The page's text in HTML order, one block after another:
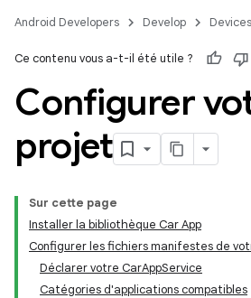
Android Developers Develop Devices
Ce contenu vous a-t-il été utile ?
Configurer
projet
Sur cette page
Installer la bibliothèque Car App
Configurer les fichiers manifestes de
Déclarer votre CarAppService
Catégories d'applications compatibles